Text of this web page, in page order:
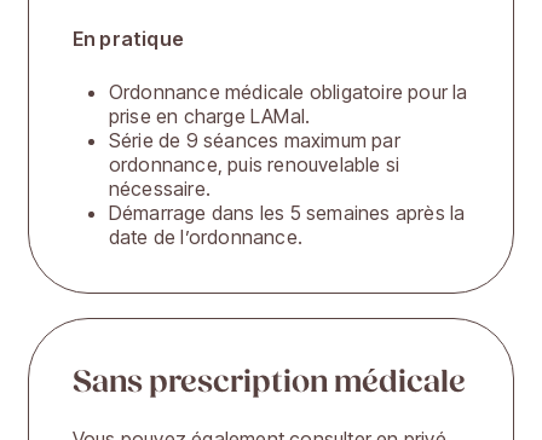
En pratique
Ordonnance médicale obligatoire pour la
prise en charge LAMal.
Série de 9 séances maximum par
ordonnance, puis renouvelable si
nécessaire.
Démarrage dans les 5 semaines après la
date de l’ordonnance.
Sans prescription médicale